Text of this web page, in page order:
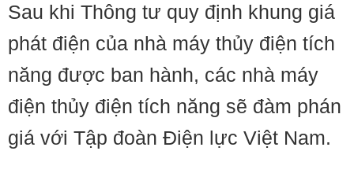
Sau khi Thông tư quy định khung giá
phát điện của nhà máy thủy điện tích
năng được ban hành, các nhà máy
điện thủy điện tích năng sẽ đàm phán
giá với Tập đoàn Điện lực Việt Nam.